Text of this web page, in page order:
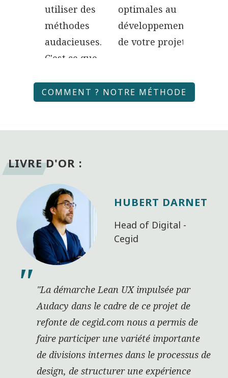
sontutiliser des
méthodes
audacieuses.
C'est ce que
chez Audacy !
optimales au
développement
de votre projet.
COMMENT ? NOTRE MÉTHODE
LIVRE D'OR :
HUBERT DARNET
Head of Digital -
Cegid
"La démarche Lean UX impulsée par
Audacy dans le cadre de ce projet de
refonte de cegid.com nous a permis de
faire participer une variété importante
de divisions internes dans le processus de
design, de structurer une expérience